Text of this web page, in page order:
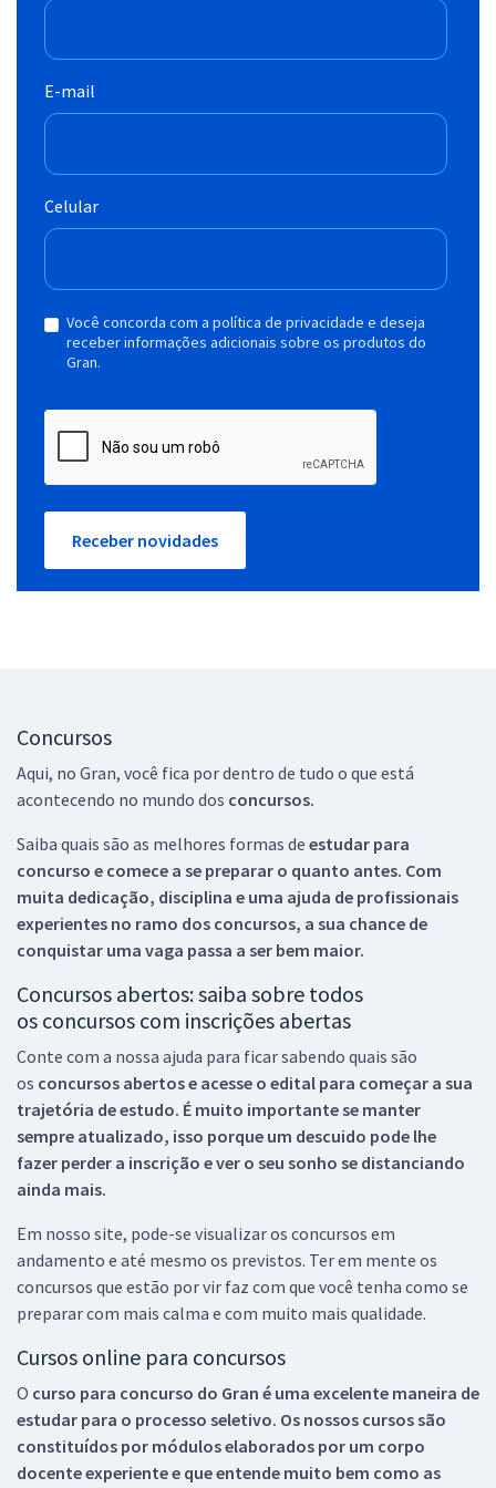
E-mail
Celular
Você concorda com a política de privacidade e deseja
receber informações adicionais sobre os produtos do
Gran.
Receber novidades
Concursos
Aqui, no Gran, você fica por dentro de tudo o que está
acontecendo no mundo dos concursos.
Saiba quais são as melhores formas de estudar para
concurso e comece a se preparar o quanto antes. Com
muita dedicação, disciplina e uma ajuda de profissionais
experientes no ramo dos concursos, a sua chance de
conquistar uma vaga passa a ser bem maior.
Concursos abertos: saiba sobre todos
os concursos com inscrições abertas
Conte com a nossa ajuda para ficar sabendo quais são
os concursos abertos e acesse o edital para começar a sua
trajetória de estudo. É muito importante se manter
sempre atualizado, isso porque um descuido pode lhe
fazer perder a inscrição e ver o seu sonho se distanciando
ainda mais.
Em nosso site, pode-se visualizar os concursos em
andamento e até mesmo os previstos. Ter em mente os
concursos que estão por vir faz com que você tenha como se
preparar com mais calma e com muito mais qualidade.
Cursos online para concursos
O curso para concurso do Gran é uma excelente maneira de
estudar para o processo seletivo. Os nossos cursos são
constituídos por módulos elaborados por um corpo
docente experiente e que entende muito bem como as